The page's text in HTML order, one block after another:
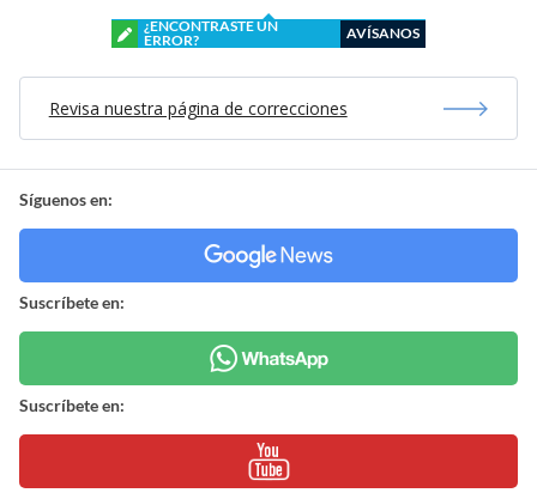
¿ENCONTRASTE UN
ERROR?
AVÍSANOS
Revisa nuestra página de correcciones
Síguenos en:
Suscríbete en:
Suscríbete en: